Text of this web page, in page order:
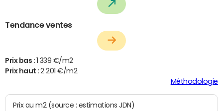
Tendance ventes
Prix bas :
1 339 €/m2
Prix haut :2 201 €/m2
Méthodologie
Prix au m2 (source : estimations JDN)